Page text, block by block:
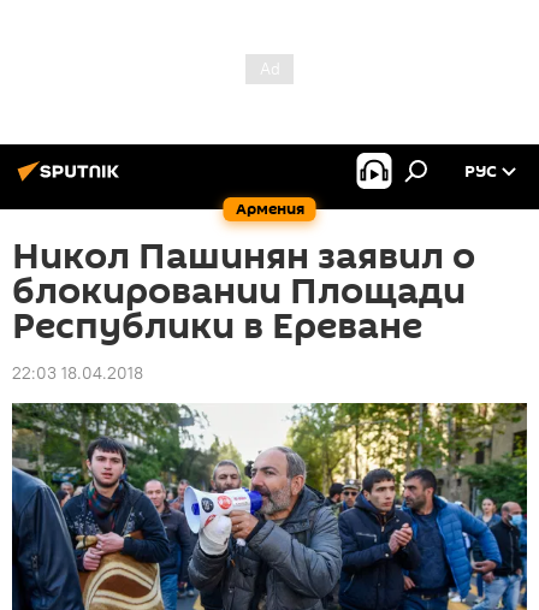
Армения
РУС
Никол Пашинян заявил о
блокировании Площади
Республики в Ереване
22:03 18.04.2018